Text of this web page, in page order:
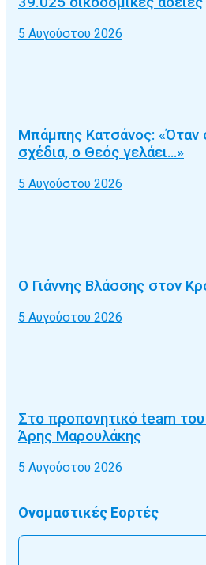
5 Αυγούστου 2026
Μπάμπης Κατσάνος: «Όταν
σχέδια, ο Θεός γελάει…»
5 Αυγούστου 2026
Ο Γιάννης Βλάσσης στον
5 Αυγούστου 2026
Στο προπονητικό team
Άρης Μαρουλάκης
5 Αυγούστου 2026
Ονομαστικές Εορτές